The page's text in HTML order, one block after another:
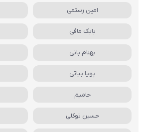
امین رستمی
بابک مافی
بهنام بانی
پویا بیاتی
حامیم
حسین توکلی